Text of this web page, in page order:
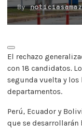
By
El rechazo
con 18 candidatos.
segunda vuelta y
departamentos.
Perú, Ecuador y
que se